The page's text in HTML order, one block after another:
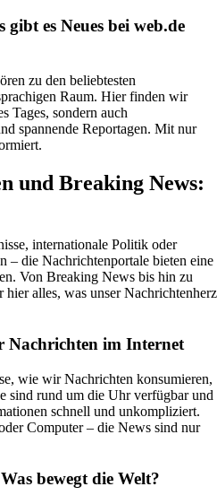
es Neues bei web.de
zu den beliebtesten
Raum. Hier finden wir
Tages, sondern auch
spannende Reportagen. Mit nur
und Breaking News:
internationale Politik oder
– die Nachrichtenportale bieten eine
Von Breaking News bis hin zu
alles, was unser Nachrichtenherz
Nachrichten im Internet
wie wir Nachrichten konsumieren,
sind rund um die Uhr verfügbar und
schnell und unkompliziert.
Computer – die News sind nur
bewegt die Welt?